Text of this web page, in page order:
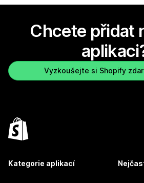
Chcete přidat
Vyzkoušejte si Shopify
Kategorie aplikací